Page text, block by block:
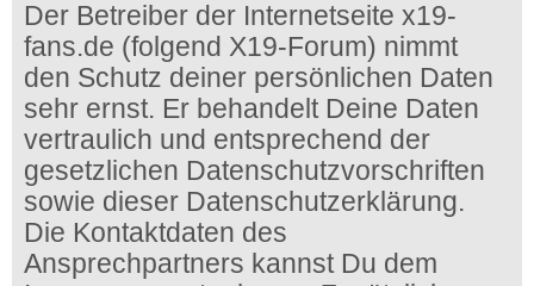
Der Betreiber der Internetseite x19-
fans.de (folgend X19-Forum) nimmt
den Schutz deiner persönlichen Daten
sehr ernst. Er behandelt Deine Daten
vertraulich und entsprechend der
gesetzlichen Datenschutzvorschriften
sowie dieser Datenschutzerklärung.
Die Kontaktdaten des
Ansprechpartners kannst Du dem